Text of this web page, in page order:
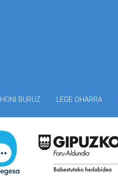
HONI BURUZ LEGE OHARRA